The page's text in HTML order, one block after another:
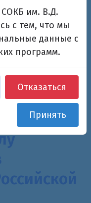
на
центра
им. В.Д.
с тем, что мы
данные с
программ.
Отказаться
Принять